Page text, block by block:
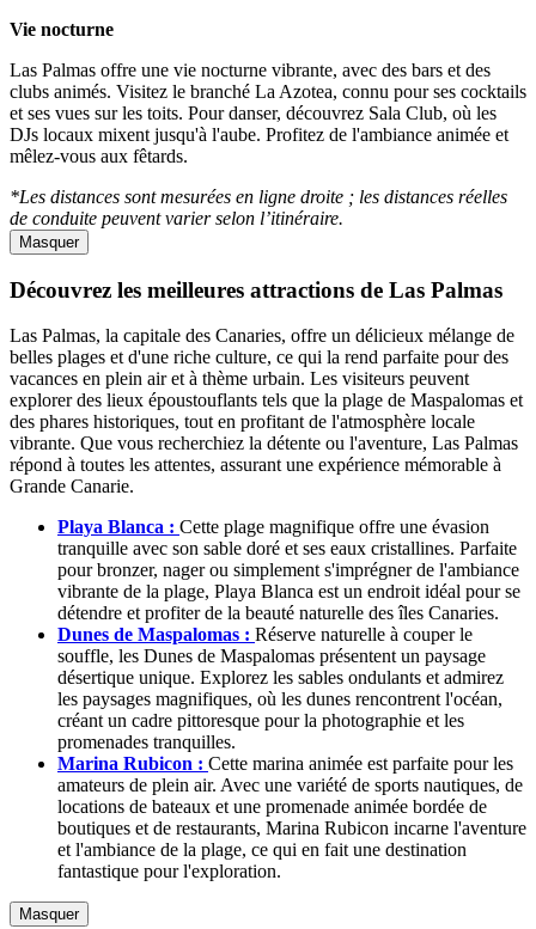
Vie nocturne
Las Palmas offre une vie nocturne vibrante, avec des bars et des
clubs animés. Visitez le branché La Azotea, connu pour ses cocktails
et ses vues sur les toits. Pour danser, découvrez Sala Club, où les
DJs locaux mixent jusqu'à l'aube. Profitez de l'ambiance animée et
mêlez-vous aux fêtards.
*Les distances sont mesurées en ligne droite ; les distances réelles
de conduite peuvent varier selon l’itinéraire.
Masquer
Découvrez les meilleures attractions de Las Palmas
Las Palmas, la capitale des Canaries, offre un délicieux mélange de
belles plages et d'une riche culture, ce qui la rend parfaite pour des
vacances en plein air et à thème urbain. Les visiteurs peuvent
explorer des lieux époustouflants tels que la plage de Maspalomas et
des phares historiques, tout en profitant de l'atmosphère locale
vibrante. Que vous recherchiez la détente ou l'aventure, Las Palmas
répond à toutes les attentes, assurant une expérience mémorable à
Grande Canarie.
Playa Blanca : Cette plage magnifique offre une évasion
tranquille avec son sable doré et ses eaux cristallines. Parfaite
pour bronzer, nager ou simplement s'imprégner de l'ambiance
vibrante de la plage, Playa Blanca est un endroit idéal pour se
détendre et profiter de la beauté naturelle des îles Canaries.
Dunes de Maspalomas : Réserve naturelle à couper le
souffle, les Dunes de Maspalomas présentent un paysage
désertique unique. Explorez les sables ondulants et admirez
les paysages magnifiques, où les dunes rencontrent l'océan,
créant un cadre pittoresque pour la photographie et les
promenades tranquilles.
Marina Rubicon : Cette marina animée est parfaite pour les
amateurs de plein air. Avec une variété de sports nautiques, de
locations de bateaux et une promenade animée bordée de
boutiques et de restaurants, Marina Rubicon incarne l'aventure
et l'ambiance de la plage, ce qui en fait une destination
fantastique pour l'exploration.
Masquer